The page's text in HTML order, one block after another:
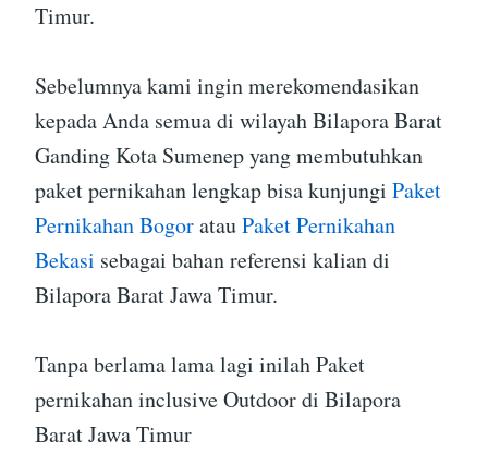
Timur.
Sebelumnya kami ingin merekomendasikan
kepada Anda semua di wilayah Bilapora Barat
Ganding Kota Sumenep yang membutuhkan
paket pernikahan lengkap bisa kunjungi Paket
Pernikahan BogoratauPaket Pernikahan
Bekasi sebagai bahan referensi kalian di
Bilapora Barat Jawa Timur.
Tanpa berlama lama lagi inilah Paket
pernikahan inclusive Outdoor di Bilapora
Barat Jawa Timur